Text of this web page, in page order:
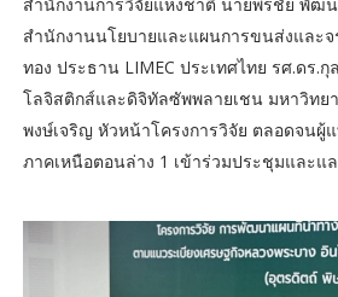
สำนักงานนโยบายและแผนการขนส่งและ
ทอง ประธาน LIMEC ประเทศไทย รศ.ดร
โลจิสติกส์และดิจิทัลซัพพลายเชน มหาวิทย
พงษ์เจริญ หัวหน้าโครงการวิจัย ตลอดจนผู้
ภาคเหนือตอนล่าง 1 เข้าร่วมประชุมและแ